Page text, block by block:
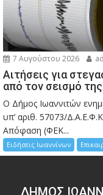
7 Αυγούστου 2026
Αιτήσεις για
από τον σεισμό
Ο Δήμος Ιωαννιτών
υπ’ αριθ. 57073/
Απόφαση (ΦΕΚ...
Ειδήσεις Ιωαννίνων
ΔΗΜΟΣ